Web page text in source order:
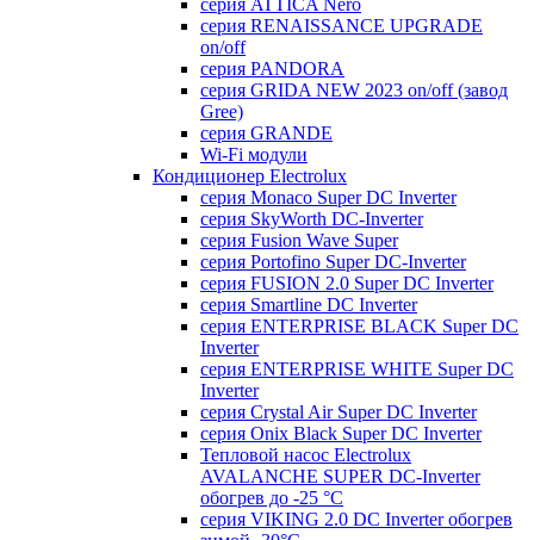
серия ATTICA Nero
серия RENAISSANCE UPGRADE
on/off
серия PANDORA
серия GRIDA NEW 2023 on/off (завод
Gree)
серия GRANDE
Wi-Fi модули
Кондиционер Electrolux
серия Monaco Super DC Inverter
серия SkyWorth DC-Inverter
серия Fusion Wave Super
серия Portofino Super DC-Inverter
серия FUSION 2.0 Super DC Іnverter
серия Smartline DC Inverter
серия ENTERPRISE BLACK Super DC
Inverter
серия ENTERPRISE WHITE Super DC
Inverter
серия Crystal Air Super DC Inverter
серия Onix Black Super DC Inverter
Тепловой насос Electrolux
AVALANCHE SUPER DC-Inverter
обогрев до -25 °С
серия VIKING 2.0 DC Inverter обогрев